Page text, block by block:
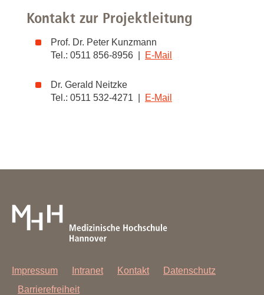
Kontakt zur Projektleitung
Prof. Dr. Peter Kunzmann
Tel.: 0511 856-8956 |
E-Mail
Dr. Gerald Neitzke
Tel.: 0511 532-4271 |
E-Mail
Impressum Intranet Kontakt
Datenschutz
Barrierefreiheit